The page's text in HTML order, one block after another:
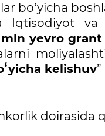
bo‘yicha
Iqtisodiyot va
yevro grant
kelishuv
doirasida